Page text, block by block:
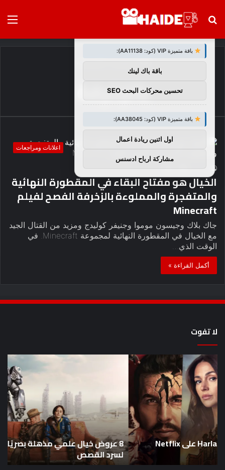
بحث
الرئيسية/بالزخرفة
بالزخرفة
اعلانات ومراجعات
haideb
0
2
الخيال هو مفتاح البقاء في المقطورة النهائية
والمتفجرة والمملوءة بالزخرفة الفصح لفيلم
Minecraft
جاك بلاك وجيسون موموا وجنيفر كوليدج ومزيد من القتال الجيد
مع الخيال في المقطورة النهائية لمجموعة Minecraft. في
الوقت الذي…
أكمل القراءة »
لا تفوت
عروض
خيال
علمي
مذهلة
بصريًا
تضع
معايير
جديدة
لسرد
القصص
8 عروض خيال علمي مذهلة بصريًا تضع معايير جديدة
لسرد القصص
توصيات :
باقة متميزة VIP (كود: AA11138):
باقة باك لينك
تحسين محركات البحث SEO
باقة متميزة VIP (كود: AA38045):
اول اثنين ريادة اعمال
مشاركة ارباح ادسنس